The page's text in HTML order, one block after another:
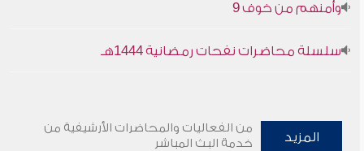
وأمنهم من خوف 9
سلسلة محاضرات نفحات رمضانية 1444هـ
المزيد
من الفعاليات والمحاضرات الأرشيفية من
خدمة البث المباشر